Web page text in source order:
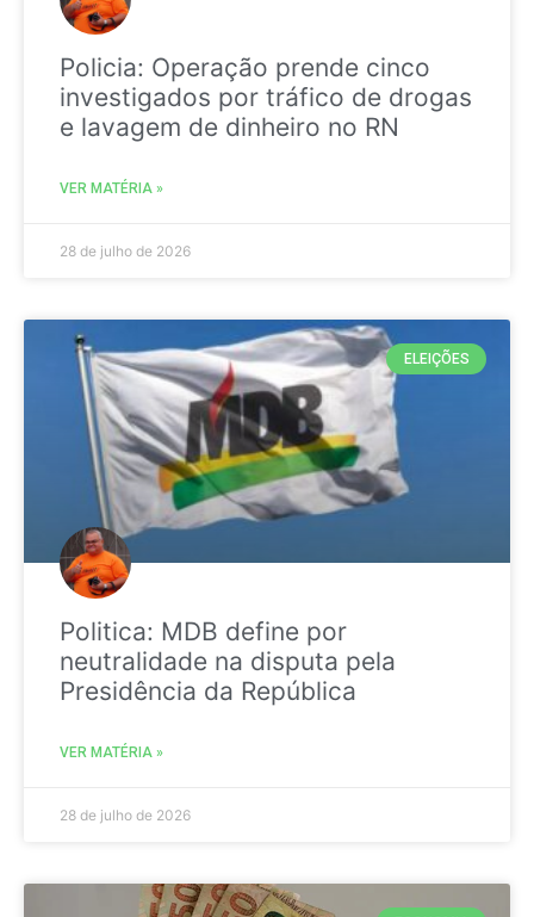
Policia: Operação prende cinco
investigados por tráfico de drogas
e lavagem de dinheiro no RN
VER MATÉRIA »
28 de julho de 2026
ELEIÇÕES
Politica: MDB define por
neutralidade na disputa pela
Presidência da República
VER MATÉRIA »
28 de julho de 2026